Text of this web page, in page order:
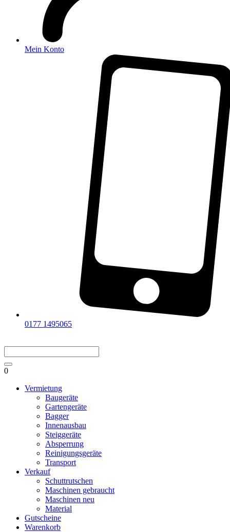
Mein Konto
0177 1495065
0
Vermietung
Baugeräte
Gartengeräte
Bagger
Innenausbau
Steiggeräte
Absperrung
Reinigungsgeräte
Transport
Verkauf
Schuttrutschen
Maschinen gebraucht
Maschinen neu
Material
Gutscheine
Warenkorb